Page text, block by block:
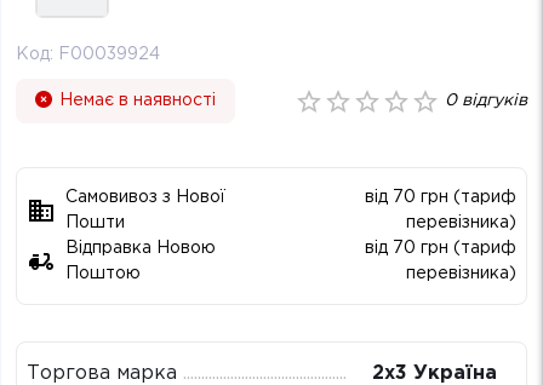
Код: F00039924
Немає в наявності 0відгуків
Самовивоз з Нової
Пошти
від 70 грн (тариф
перевізника)
Відправка Новою
Поштою
від 70 грн (тариф
перевізника)
Торгова марка 2х3 Україна